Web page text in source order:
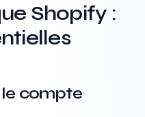
Shopify :
le compte